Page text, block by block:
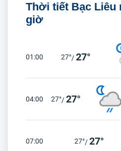
Thời tiết Bạc Liêu
giờ
01:00 27°/27°
04:00 27°/27°
07:00 27°/27°